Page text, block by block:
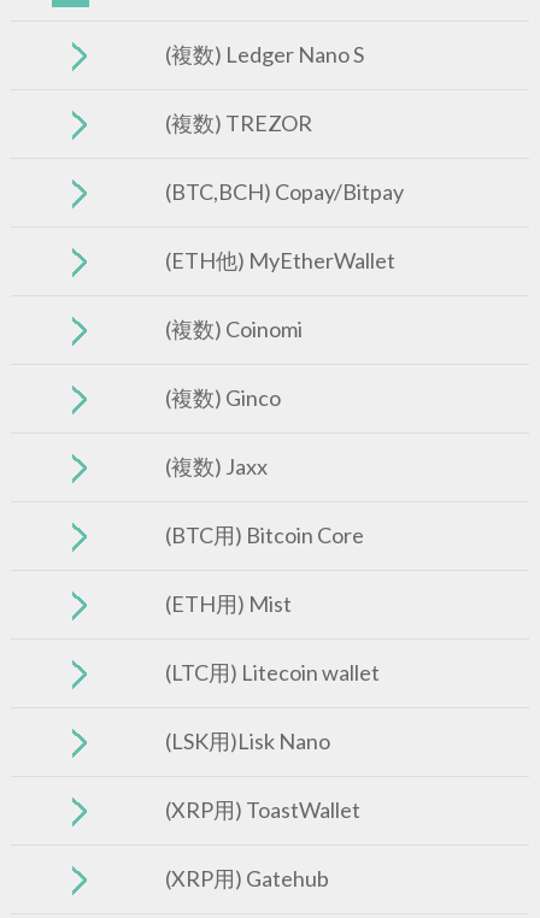
(複数) Ledger Nano S
(複数) TREZOR
(BTC,BCH) Copay/Bitpay
(ETH他) MyEtherWallet
(複数) Coinomi
(複数) Ginco
(複数) Jaxx
(BTC用) Bitcoin Core
(ETH用) Mist
(LTC用) Litecoin wallet
(LSK用)Lisk Nano
(XRP用) ToastWallet
(XRP用) Gatehub